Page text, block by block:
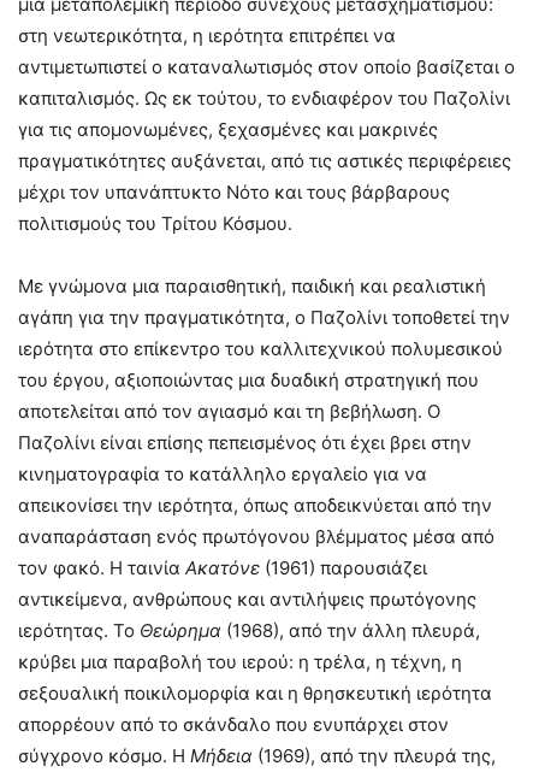
στη νεωτερικότητα, η ιερότητα επιτρέπει να
αντιμετωπιστεί ο καταναλωτισμός στον οποίο βασίζεται ο
καπιταλισμός. Ως εκ τούτου, το ενδιαφέρον του Παζολίνι
για τις απομονωμένες, ξεχασμένες και μακρινές
πραγματικότητες αυξάνεται, από τις αστικές περιφέρειες
μέχρι τον υπανάπτυκτο Νότο και τους βάρβαρους
πολιτισμούς του Τρίτου Κόσμου.
Με γνώμονα μια παραισθητική, παιδική και ρεαλιστική
αγάπη για την πραγματικότητα, ο Παζολίνι τοποθετεί την
ιερότητα στο επίκεντρο του καλλιτεχνικού πολυμεσικού
του έργου, αξιοποιώντας μια δυαδική στρατηγική που
αποτελείται από τον αγιασμό και τη βεβήλωση. Ο
Παζολίνι είναι επίσης πεπεισμένος ότι έχει βρει στην
κινηματογραφία το κατάλληλο εργαλείο για να
απεικονίσει την ιερότητα, όπως αποδεικνύεται από την
αναπαράσταση ενός πρωτόγονου βλέμματος μέσα από
τον φακό. Η ταινία Ακατόνε (1961) παρουσιάζει
αντικείμενα, ανθρώπους και αντιλήψεις πρωτόγονης
ιερότητας. Το Θεώρημα (1968), από την άλλη πλευρά,
κρύβει μια παραβολή του ιερού: η τρέλα, η τέχνη, η
σεξουαλική ποικιλομορφία και η θρησκευτική ιερότητα
απορρέουν από το σκάνδαλο που ενυπάρχει στον
σύγχρονο κόσμο. Η Μήδεια (1969), από την πλευρά της,